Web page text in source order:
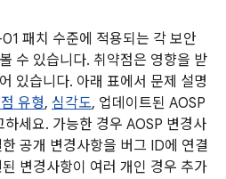
패치 수준에 적용되는 각 보안
수 있습니다. 취약점은 영향을 받
있습니다. 아래 표에서 문제 설명
유형, 심각도, 업데이트된 AOSP
세요. 가능한 경우 AOSP 변경사
공개 변경사항을 버그 ID에 연결
변경사항이 여러 개인 경우 추가